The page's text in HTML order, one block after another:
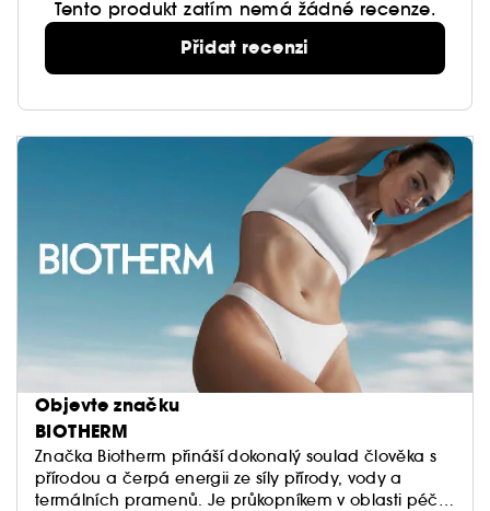
Tento produkt zatím nemá žádné recenze.
Přidat recenzi
Objevte značku
BIOTHERM
Značka Biotherm přináší dokonalý soulad člověka s
přírodou a čerpá energii ze síly přírody, vody a
termálních pramenů. Je průkopníkem v oblasti péče